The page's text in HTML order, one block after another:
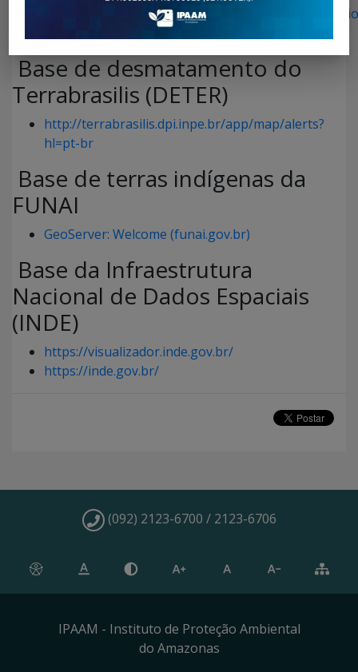
http://terrabrasilis.dpi.inpe.br/app/map/
Base de desmatamento do
Terrabrasilis (DETER)
http://terrabrasilis.dpi.inpe.br/app/map/alerts?
hl=pt-br
Base de terras indígenas da
FUNAI
GeoServer: Welcome (funai.gov.br)
Base da Infraestrutura
Nacional de Dados Espaciais
(INDE)
https://visualizador.inde.gov.br/
https://inde.gov.br/
(092) 2123-6700 / 2123-6706
IPAAM - Instituto de Proteção Ambiental
do Amazonas